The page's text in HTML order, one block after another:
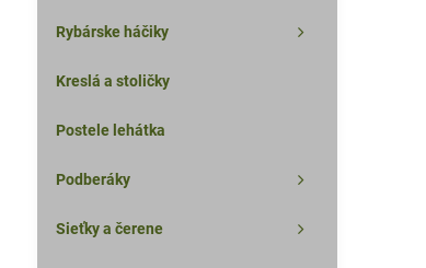
Rybárske háčiky
Kreslá a stoličky
Postele lehátka
Podberáky
Sieťky a čerene